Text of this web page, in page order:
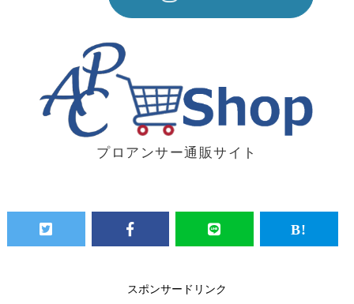
プロアンサー通販サイト
スポンサードリンク